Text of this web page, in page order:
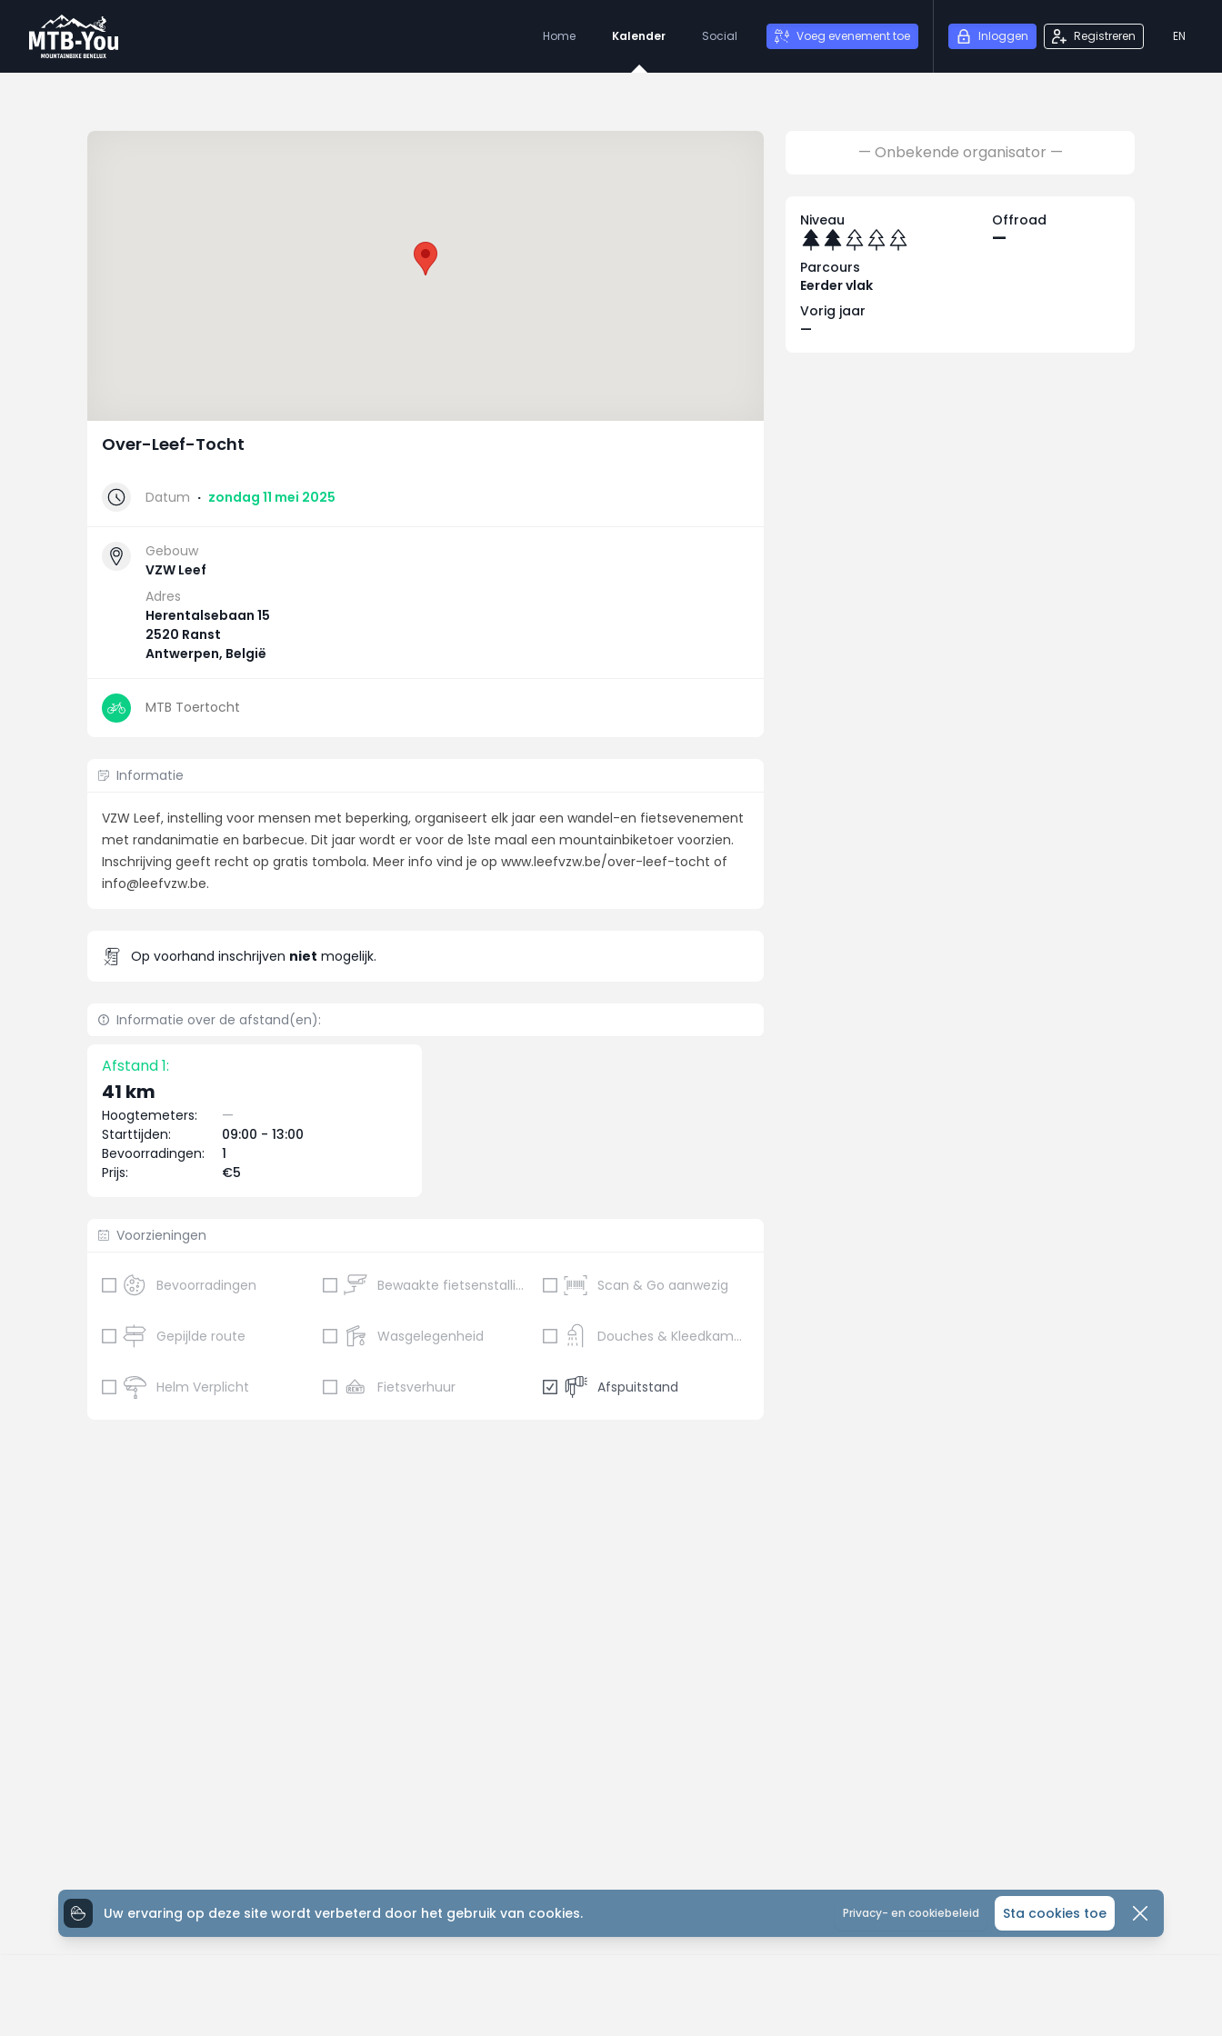
Home Kalender Social Voeg evenement toe Inloggen Registreren EN
Over-Leef-Tocht
Datum · zondag 11 mei 2025
Gebouw
VZW Leef
Adres
Herentalsebaan 15
2520 Ranst
Antwerpen, België
MTB Toertocht
Informatie
VZW Leef, instelling voor mensen met beperking, organiseert elk jaar een wandel-en fietsevenement
met randanimatie en barbecue. Dit jaar wordt er voor de 1ste maal een mountainbiketoer voorzien.
Inschrijving geeft recht op gratis tombola. Meer info vind je op www.leefvzw.be/over-leef-tocht of
info@leefvzw.be.
Op voorhand inschrijven niet mogelijk.
Informatie over de afstand(en):
Afstand 1:
41 km
Hoogtemeters:
—
Starttijden:
09:00 - 13:00
Bevoorradingen:
1
Prijs:
€5
Voorzieningen
Bevoorradingen Bewaakte fietsenstalling Scan & Go aanwezig
Gepijlde route Wasgelegenheid Douches & Kleedkamers
Helm Verplicht Fietsverhuur Afspuitstand
— Onbekende organisator —
Niveau Offroad
—
Parcours
Eerder vlak
Vorig jaar
—
Uw ervaring op deze site wordt verbeterd door het gebruik van cookies. Sta cookies toe
Privacy- en cookiebeleid